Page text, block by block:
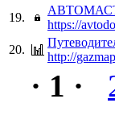
19.
https://
20.
http://
· 1 ·